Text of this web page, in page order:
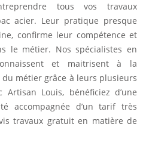
tous vos travaux
acier. Leur pratique presque
confirme leur compétence et
le métier. Nos spécialistes en
et maitrisent à la
métier grâce à leurs plusieurs
Artisan Louis, bénéficiez d’une
accompagnée d’un tarif très
travaux gratuit en matière de